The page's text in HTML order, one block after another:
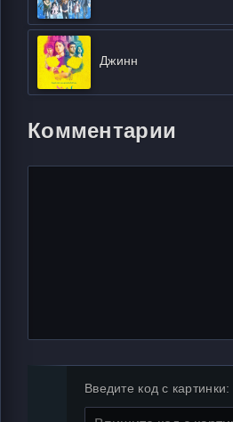
Джинн
Комментарии
Введите код с картинки: